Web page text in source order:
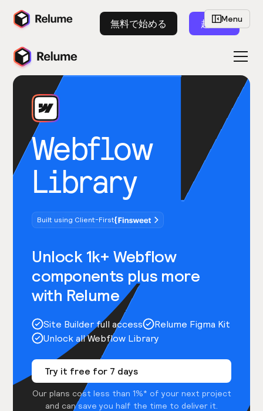
無料で始める 起動
Webflow
Library
Built using Client-First
Unlock 1k+ Webflow
components plus more
with Relume
Site Builder full access
Relume Figma Kit
Unlock all Webflow Library
Try it free for 7 days
Our plans cost less than 1%* of your next project
and can save you half the time to deliver it.
Menu